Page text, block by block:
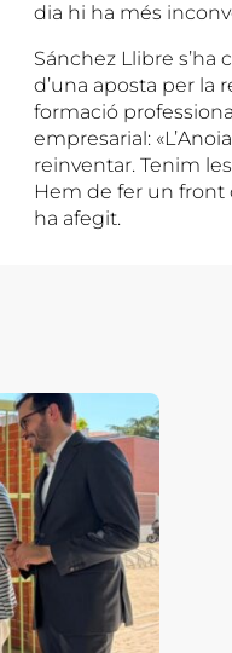
dia hi ha més
Sánchez Llibre
d’una aposta per la
formació
empresarial:
reinventar. Tenim
Hem de fer un front
ha afegit.